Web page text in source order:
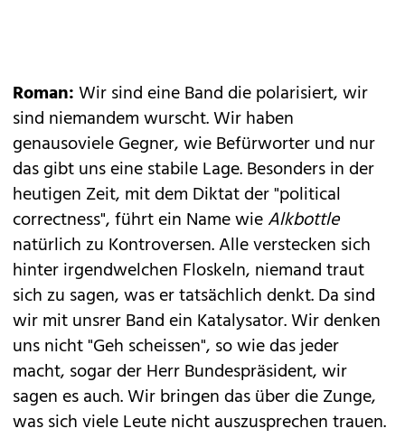
Roman:Wir sind eine Band die polarisiert, wir
sind niemandem wurscht. Wir haben
genausoviele Gegner, wie Befürworter und nur
das gibt uns eine stabile Lage. Besonders in der
heutigen Zeit, mit dem Diktat der "political
correctness", führt ein Name wieAlkbottle
natürlich zu Kontroversen. Alle verstecken sich
hinter irgendwelchen Floskeln, niemand traut
sich zu sagen, was er tatsächlich denkt. Da sind
wir mit unsrer Band ein Katalysator. Wir denken
uns nicht "Geh scheissen", so wie das jeder
macht, sogar der Herr Bundespräsident, wir
sagen es auch. Wir bringen das über die Zunge,
was sich viele Leute nicht auszusprechen trauen.